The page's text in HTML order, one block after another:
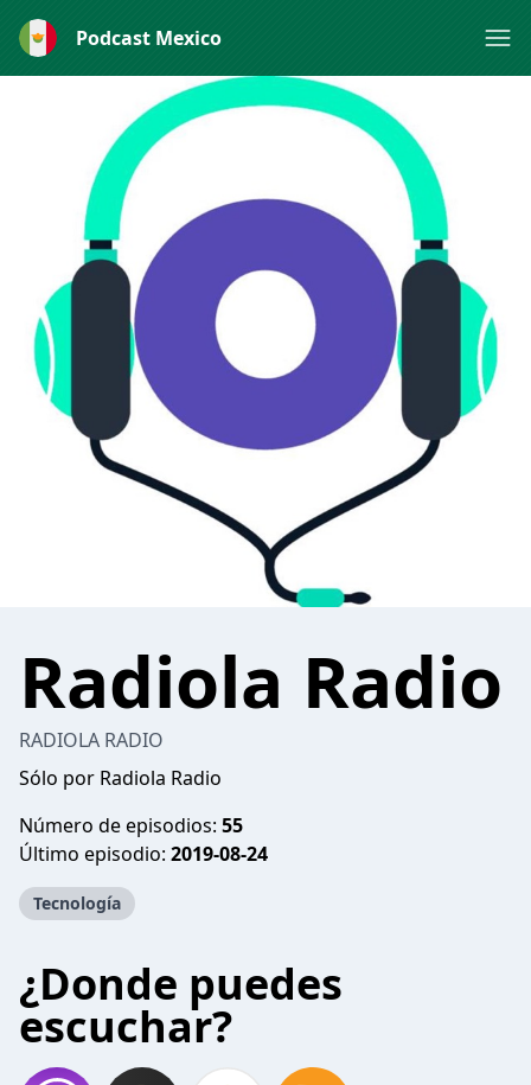
Podcast Mexico
Radiola Radio
RADIOLA RADIO
Sólo por Radiola Radio
Número de episodios: 55
Último episodio: 2019-08-24
Tecnología
¿Donde puedes
escuchar?